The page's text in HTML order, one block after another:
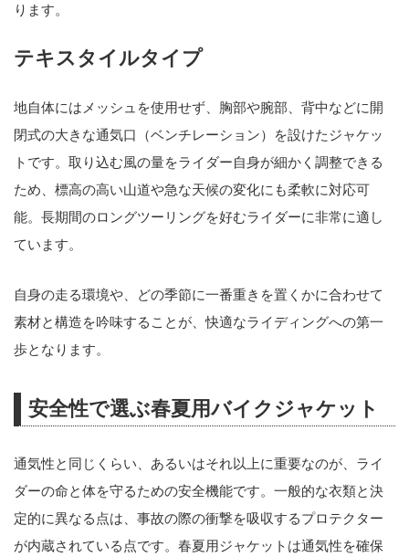
ります。
テキスタイルタイプ
地自体にはメッシュを使用せず、胸部や腕部、背中などに開
閉式の大きな通気口（ベンチレーション）を設けたジャケッ
トです。取り込む風の量をライダー自身が細かく調整できる
ため、標高の高い山道や急な天候の変化にも柔軟に対応可
能。長期間のロングツーリングを好むライダーに非常に適し
ています。
自身の走る環境や、どの季節に一番重きを置くかに合わせて
素材と構造を吟味することが、快適なライディングへの第一
歩となります。
安全性で選ぶ春夏用バイクジャケット
通気性と同じくらい、あるいはそれ以上に重要なのが、ライ
ダーの命と体を守るための安全機能です。一般的な衣類と決
定的に異なる点は、事故の際の衝撃を吸収するプロテクター
が内蔵されている点です。春夏用ジャケットは通気性を確保